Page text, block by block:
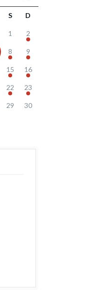
S D
1 2
8 9
15 16
22 23
29 30